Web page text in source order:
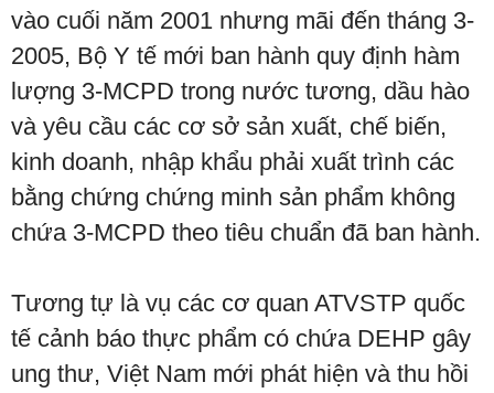
vào cuối năm 2001 nhưng mãi đến tháng 3-
2005, Bộ Y tế mới ban hành quy định hàm
lượng 3-MCPD trong nước tương, dầu hào
và yêu cầu các cơ sở sản xuất, chế biến,
kinh doanh, nhập khẩu phải xuất trình các
bằng chứng chứng minh sản phẩm không
chứa 3-MCPD theo tiêu chuẩn đã ban hành.
Tương tự là vụ các cơ quan ATVSTP quốc
tế cảnh báo thực phẩm có chứa DEHP gây
ung thư, Việt Nam mới phát hiện và thu hồi